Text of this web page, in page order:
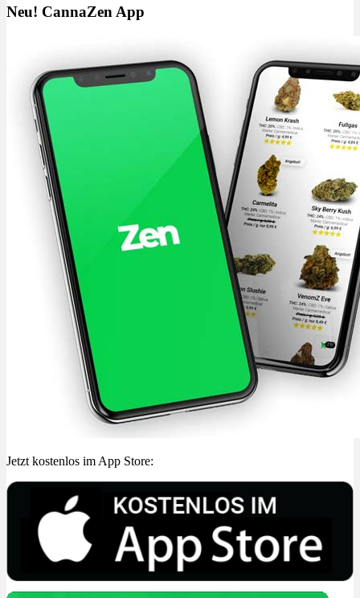
Neu! CannaZen App
Jetzt kostenlos im App Store: